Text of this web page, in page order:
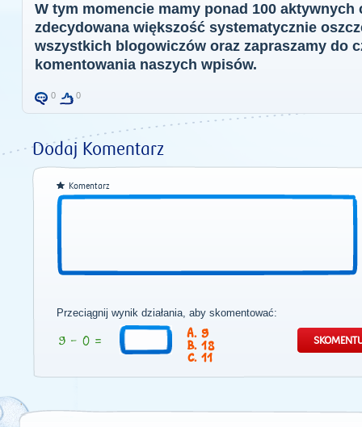
W tym momencie mamy ponad 100 aktywnych
zdecydowana większość systematycznie
wszystkich blogowiczów oraz zapraszamy do
komentowania naszych wpisów.
0 0
Dodaj Komentarz
Komentarz
Przeciągnij wynik działania, aby skomentować:
9
18
11